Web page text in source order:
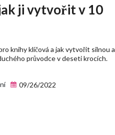
ji vytvořit v 10
knihy klíčová a jak vytvořit silnou a
průvodce v deseti krocích.
09/26/2022